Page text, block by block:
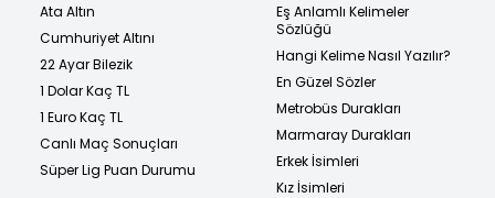
Ata Altın
Cumhuriyet Altını
22 Ayar Bilezik
1 Dolar Kaç TL
1 Euro Kaç TL
Canlı Maç Sonuçları
Süper Lig Puan Durumu
Eş Anlamlı Kelimeler
Sözlüğü
Hangi Kelime Nasıl Yazılır?
En Güzel Sözler
Metrobüs Durakları
Marmaray Durakları
Erkek İsimleri
Kız İsimleri